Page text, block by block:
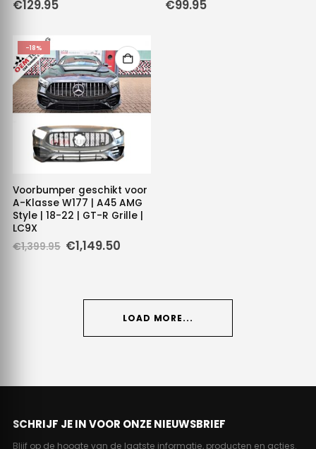
€129.95 €99.95
-18%
Voorbumper geschikt voor
A-Klasse W177 | A45 AMG
Style | 18-22 | GT-R Grille |
LC9X
€1,399.95 Oorspronkelijke
prijs
€1,149.50Huidige
LOAD MORE...
SCHRIJF JE IN VOOR ONZE NIEUWSBRIEF
Blijf op de hoogte van de laatste informatie, producten en acties.